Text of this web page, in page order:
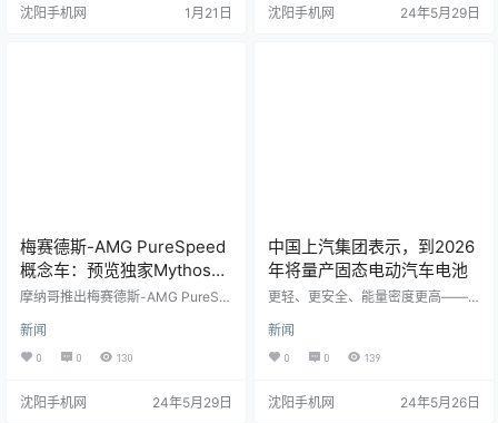
网络公开信息）。也非常欢迎更多
沈阳手机网 1月21日
用、宽敞的内部空间。续航里程可
沈阳手机网 24年5月29日
梅赛德斯-AMG PureSpeed
概念车：预览独家Mythos系
列的第一款
摩纳哥推出梅赛德斯-AMG PureSp
因为它是一个代表极其有限的Myth
os系列未来的概念车的独家、美丽
的环境，还因为该车多次参考了F1
德斯-AMG性能车的介绍都是特别
新闻
0 0 130
沈阳手机网 24年5月29日
中国上汽集团表示，到2026
年将量产固态电动汽车电池
更轻、更安全、能量密度更高——
的下一个重要步骤。几十年来，它
们一直是电池技术的圣杯，但一直
抵制商业化，甚至反对丰田等公司
采取行动，因为中国汽车制造商上
新闻
0 0 139
沈阳手机网 24年5月26日